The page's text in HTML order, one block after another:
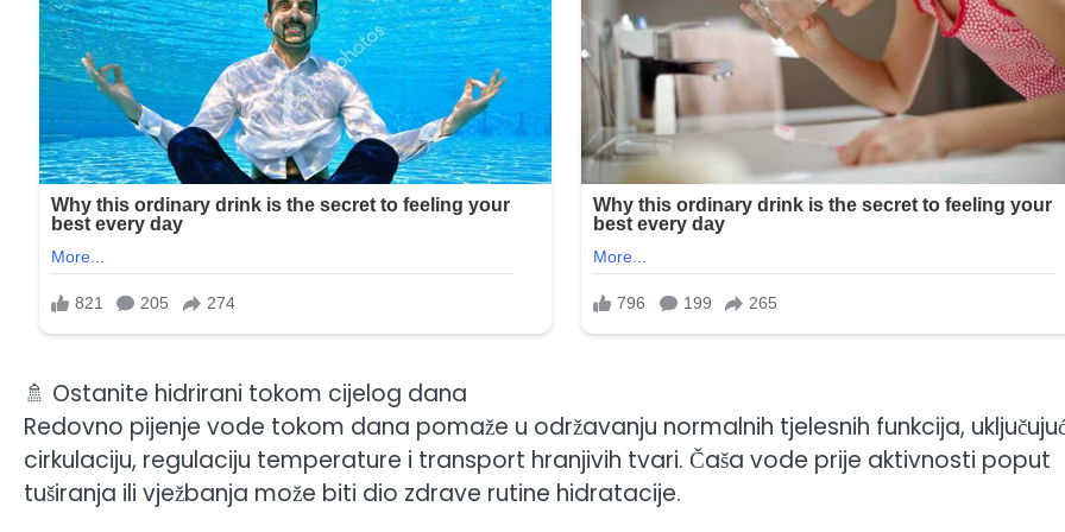
🚿 Ostanite hidrirani tokom cijelog dana
Redovno pijenje vode tokom dana pomaže u održavanju normalnih tjelesnih funkcija,
cirkulaciju, regulaciju temperature i transport hranjivih tvari. Čaša vode prije aktivnosti poput
tuširanja ili vježbanja može biti dio zdrave rutine hidratacije.